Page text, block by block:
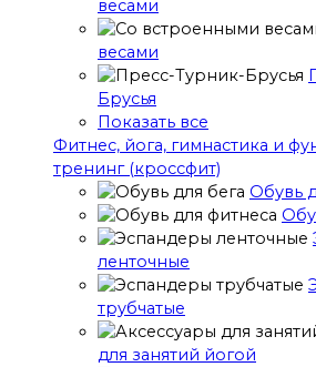
весами
весами
Брусья
Показать все
Фитнес, йога, гимнастика и
тренинг (кроссфит)
Обувь
ленточные
трубчатые
для занятий йогой